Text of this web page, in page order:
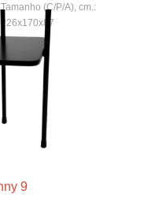
Tamanho (C/P/A), cm.:
226x170x87